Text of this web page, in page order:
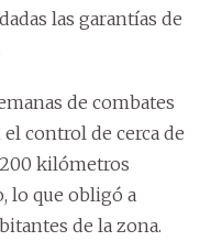
las garantías de
de combates
control de cerca de
kilómetros
lo que obligó a
de la zona.